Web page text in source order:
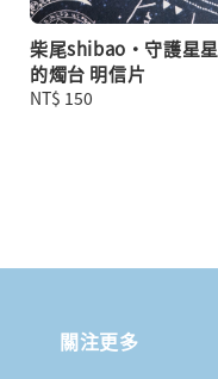
柴尾shibao・守護星星
的燭台 明信片
Regular
NT$ 150
關注更多